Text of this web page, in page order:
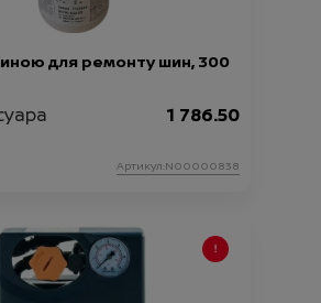
для ремонту шин, 300
1 786.50
Артикул:N00000838